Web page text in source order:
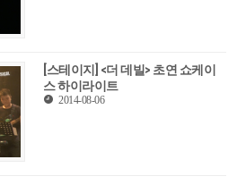
[스테이지] <더 데빌> 초연 쇼케이
스 하이라이트
2014-08-06